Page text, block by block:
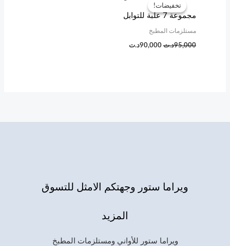
تخفيضات!
تخفيضات!
مجموعة 7 علبة للتوابل
مستلزمات المطبخ
95,000د.ت
هو:
95,000د.ت.
90,000د.ت
90,000د.ت.
ويراما ستور وجهتكم الامثل للتسوق
المزيد
ويراما ستور للأواني ومستلزمات المطبخ